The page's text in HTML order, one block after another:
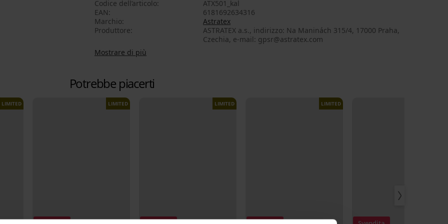
Codice dell’articolo
ATX501_kal
EAN
6181692634316
Marchio
Astratex
Produttore
ASTRATEX a.s., indirizzo: Na Maninách 315/4, 17000 Praha,
Czechia, e-mail: gpsr@astratex.com
Mostrare di più
Potrebbe piacerti
LIMITED LIMITED LIMITED LIMITED